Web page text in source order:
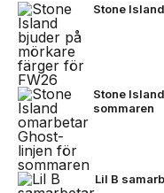
Stone
Stone
sommaren
Lil B